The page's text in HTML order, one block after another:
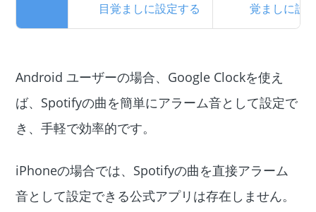
目覚ましに設定する
覚ましに設
Android ユーザーの場合、Google Clockを使え
ば、Spotifyの曲を簡単にアラーム音として設定で
き、手軽で効率的です。
iPhoneの場合では、Spotifyの曲を直接アラーム
音として設定できる公式アプリは存在しません。